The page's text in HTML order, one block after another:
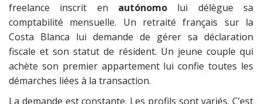
freelance inscrit en autónomo lui délègue sa
comptabilité mensuelle. Un retraité français sur la
Costa Blanca lui demande de gérer sa déclaration
fiscale et son statut de résident. Un jeune couple qui
achète son premier appartement lui confie toutes les
démarches liées à la transaction.
La demande est constante. Les profils sont variés. C’est